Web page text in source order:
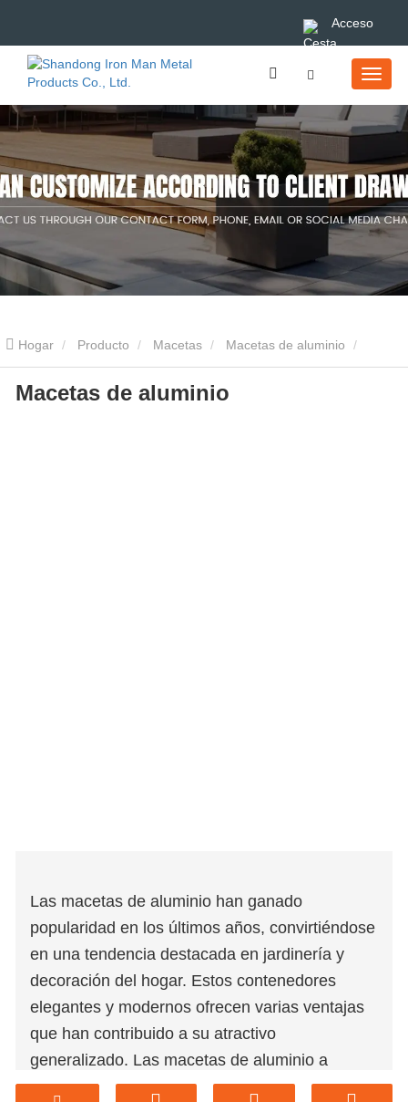
Acceso
Hogar Producto Macetas Macetas de aluminio
Macetas de aluminio
Macetas de aluminio
Las macetas de aluminio han ganado
popularidad en los últimos años, convirtiéndose
en una tendencia destacada en jardinería y
decoración del hogar. Estos contenedores
elegantes y modernos ofrecen varias ventajas
que han contribuido a su atractivo
generalizado. Las macetas de aluminio a
menudo presentan diseños y acabados